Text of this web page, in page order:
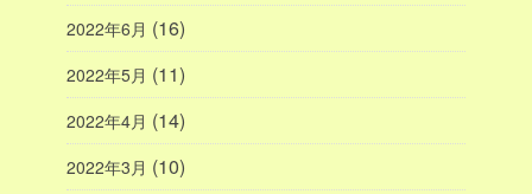
2022年6月 (16)
2022年5月 (11)
2022年4月 (14)
2022年3月 (10)